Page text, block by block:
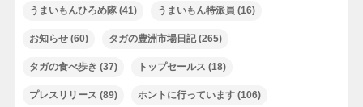
うまいもんひろめ隊(41) うまいもん特派員 (16)
お知らせ(60) タガの豊洲市場日記(265)
タガの食べ歩き (37) トップセールス (18)
プレスリリース (89) ホントに行っています(106)